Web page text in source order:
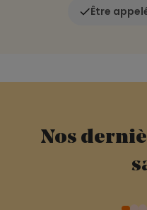
Être
Nos